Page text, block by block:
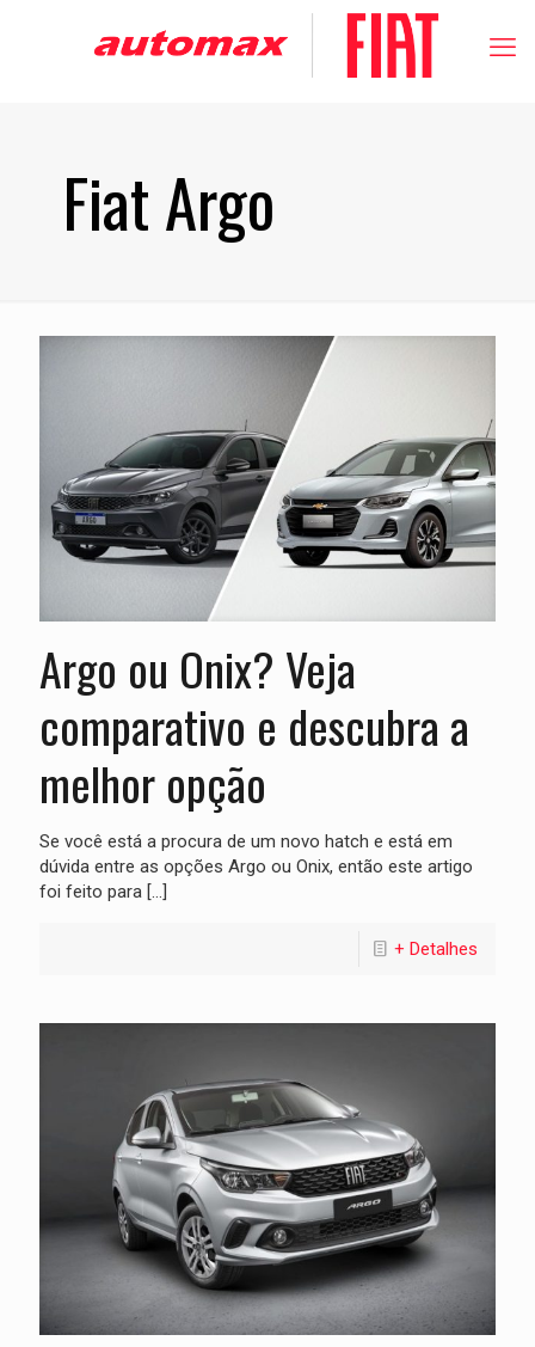
Fiat Argo
Argo ou Onix? Veja
comparativo e descubra a
melhor opção
Se você está a procura de um novo hatch e está em
dúvida entre as opções Argo ou Onix, então este artigo
foi feito para […]
+ Detalhes